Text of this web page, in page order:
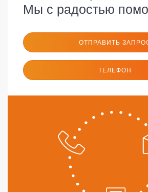
Мы с радостью
ОТПРАВИТЬ
ТЕЛЕФОН